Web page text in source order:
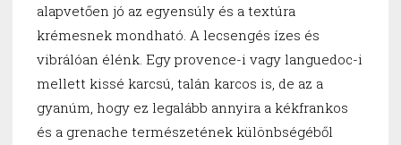
alapvetően jó az egyensúly és a textúra
krémesnek mondható. A lecsengés ízes és
vibrálóan élénk. Egy provence-i vagy languedoc-i
mellett kissé karcsú, talán karcos is, de az a
gyanúm, hogy ez legalább annyira a kékfrankos
és a grenache természetének különbségéből